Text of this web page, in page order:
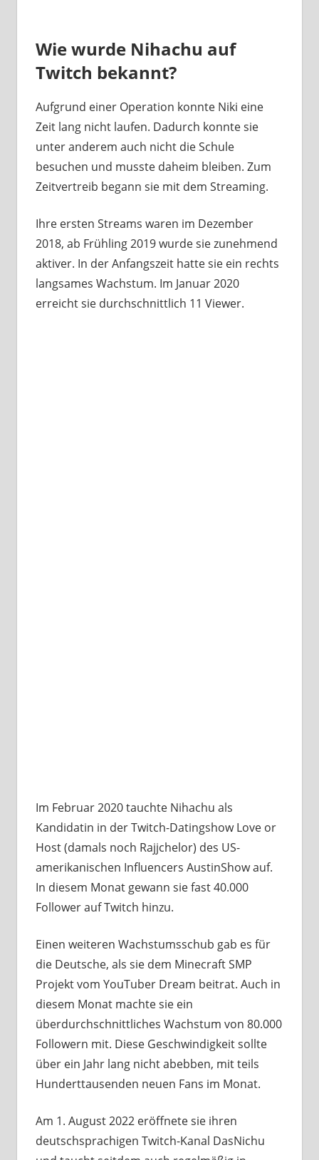
Wie wurde Nihachu auf
Twitch bekannt?
Aufgrund einer Operation konnte Niki eine
Zeit lang nicht laufen. Dadurch konnte sie
unter anderem auch nicht die Schule
besuchen und musste daheim bleiben. Zum
Zeitvertreib begann sie mit dem Streaming.
Ihre ersten Streams waren im Dezember
2018, ab Frühling 2019 wurde sie zunehmend
aktiver. In der Anfangszeit hatte sie ein rechts
langsames Wachstum. Im Januar 2020
erreicht sie durchschnittlich 11 Viewer.
Im Februar 2020 tauchte Nihachu als
Kandidatin in der Twitch-Datingshow Love or
Host (damals noch Rajjchelor) des US-
amerikanischen Influencers AustinShow auf.
In diesem Monat gewann sie fast 40.000
Follower auf Twitch hinzu.
Einen weiteren Wachstumsschub gab es für
die Deutsche, als sie dem Minecraft SMP
Projekt vom YouTuber Dream beitrat. Auch in
diesem Monat machte sie ein
überdurchschnittliches Wachstum von 80.000
Followern mit. Diese Geschwindigkeit sollte
über ein Jahr lang nicht abebben, mit teils
Hunderttausenden neuen Fans im Monat.
Am 1. August 2022 eröffnete sie ihren
deutschsprachigen Twitch-Kanal DasNichu